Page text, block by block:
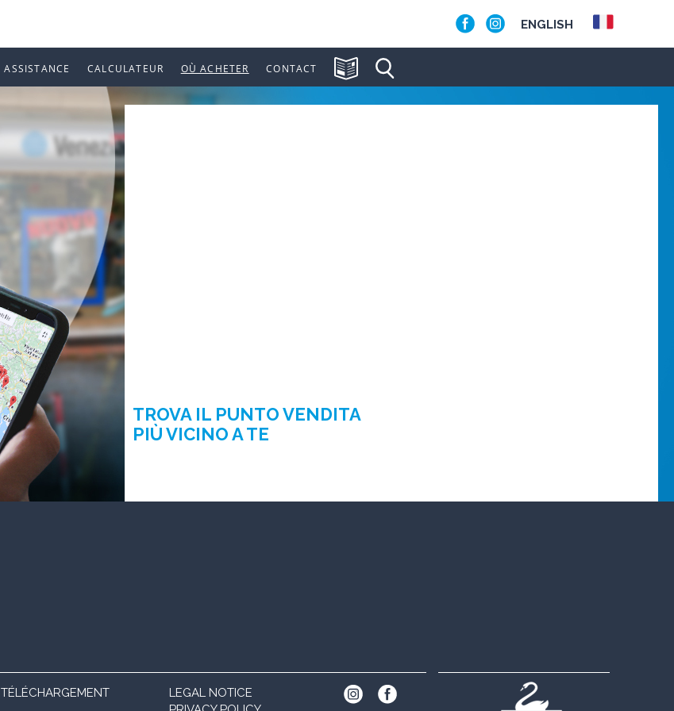
ENGLISH
ASSISTANCE CALCULATEUR OÙ ACHETER CONTACT
TROVA IL PUNTO VENDITA
PIÙ VICINO A TE
TÉLÉCHARGEMENT
LEGAL NOTICE